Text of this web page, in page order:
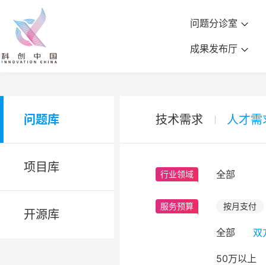
问题分诊室
成果发布厅
问题库
项目库
开源库
技术需求 人才需
行业领域 全部
服务预算 按月支付
全部 双
50万以上